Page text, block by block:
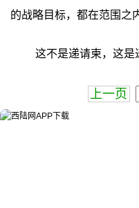
的战略目标，都在范围之
这不是递请柬，这是
上一页